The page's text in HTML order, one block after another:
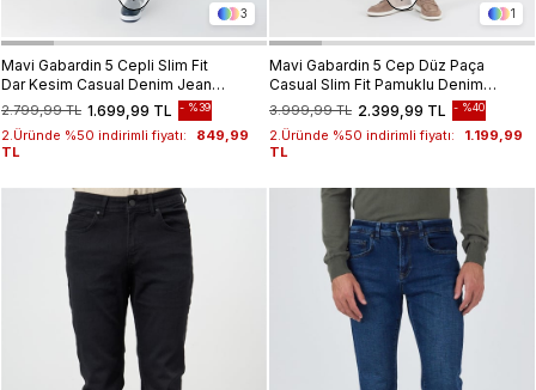
3
Mavi Gabardin 5 Cepli Slim Fit
Dar Kesim Casual Denim Jean
Kot Pantolon 1023240150
1.699,99 TL
2.799,99 TL %39
2.Üründe %50 indirimli fiyatı:
849,99
TL
1
Mavi Gabardin 5 Cep Düz Paça
Casual Slim Fit Pamuklu Denim
Pantolon 1023250157
2.399,99 TL
3.999,99 TL %40
2.Üründe %50 indirimli fiyatı:
1.199,99
TL